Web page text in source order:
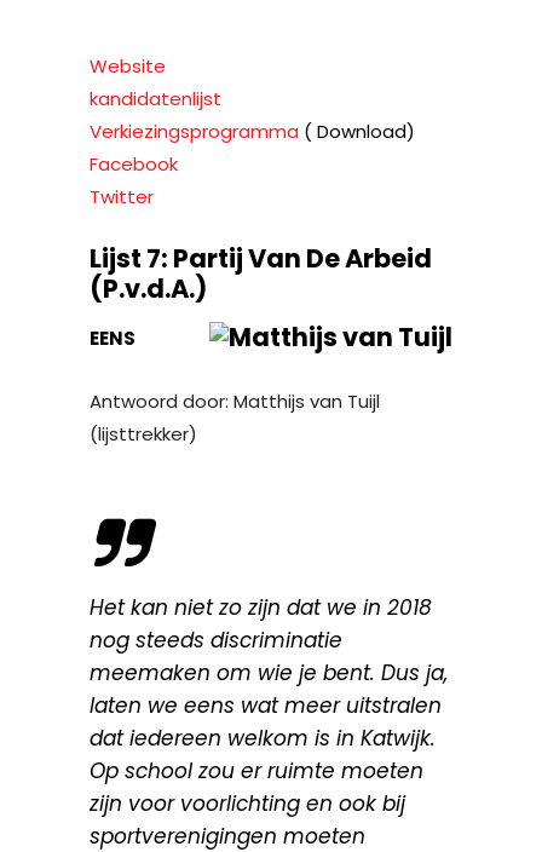
Website
kandidatenlijst
Verkiezingsprogramma ( Download)
Facebook
Twitter
Lijst 7: Partij Van De Arbeid
(P.v.d.A.)
EENS
Antwoord door: Matthijs van Tuijl
(lijsttrekker)
Het kan niet zo zijn dat we in 2018
nog steeds discriminatie
meemaken om wie je bent. Dus ja,
laten we eens wat meer uitstralen
dat iedereen welkom is in Katwijk.
Op school zou er ruimte moeten
zijn voor voorlichting en ook bij
sportverenigingen moeten